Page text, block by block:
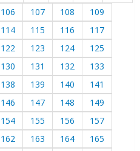
106 107 108
109
114 115 116
117
122 123 124
125
130 131 132
133
138 139 140
141
146 147 148
149
154 155 156
157
162 163 164
165